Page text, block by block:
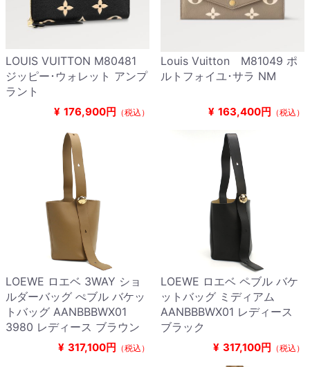
LOUIS VUITTON M80481
ジッピー･ウォレット アンプ
ラント
¥ 176,900円 （税込）
Louis Vuitton M81049 ポ
ルトフォイユ･サラ NM
¥ 163,400円 （税込）
LOEWE ロエベ 3WAY ショ
ルダーバッグ ぺブル バケッ
トバッグ AANBBBWX01
3980 レディース ブラウン
¥ 317,100円 （税込）
LOEWE ロエベ ペブル バケ
ットバッグ ミディアム
AANBBBWX01 レディース
ブラック
¥ 317,100円 （税込）